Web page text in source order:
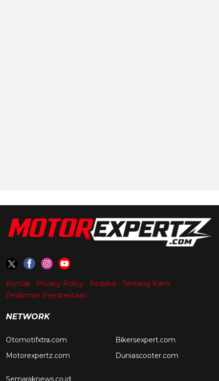
Kontak Privacy Policy Redaksi
Tentang Kami
Pedoman Pemberitaan
NETWORK
Otomotifxtra.com
Motorexpertz.com
Bikersexpert.com
Duniascooter.com
Semaraknews.co.id